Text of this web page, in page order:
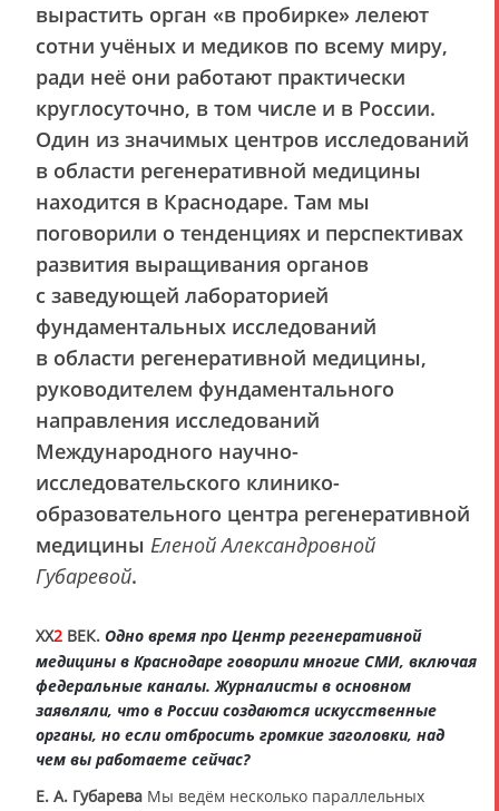
вырастить орган «в пробирке» лелеют
сотни учёных и медиков по всему миру,
ради неё они работают практически
круглосуточно, в том числе и в России.
Один из значимых центров исследований
в области регенеративной медицины
находится в Краснодаре. Там мы
поговорили о тенденциях и перспективах
развития выращивания органов
с заведующей лабораторией
фундаментальных исследований
в области регенеративной медицины,
руководителем фундаментального
направления исследований
Международного научно-
исследовательского клинико-
образовательного центра регенеративной
медицины Еленой Александровной
Губаревой.
XX2 ВЕК. Одно время про Центр регенеративной
медицины в Краснодаре говорили многие СМИ, включая
федеральные каналы. Журналисты в основном
заявляли, что в России создаются искусственные
органы, но если отбросить громкие заголовки, над
чем вы работаете сейчас?
Е. А. Губарева Мы ведём несколько параллельных